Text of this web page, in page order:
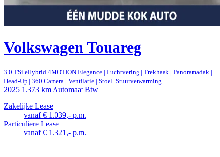
Volkswagen Touareg
3.0 TSi eHybrid 4MOTION Elegance | Luchtvering | Trekhaak | Panoramadak |
Head-Up | 360 Camera | Ventilatie | Stoel+Stuurverwarming
2025 1.373 km Automaat Btw
Zakelijke Lease
vanaf € 1.039,- p.m.
Particuliere Lease
vanaf € 1.321,- p.m.